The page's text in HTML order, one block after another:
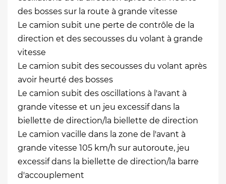
des bosses sur la route à grande vitesse
Le camion subit une perte de contrôle de la
direction et des secousses du volant à grande
vitesse
Le camion subit des secousses du volant après
avoir heurté des bosses
Le camion subit des oscillations à l'avant à
grande vitesse et un jeu excessif dans la
biellette de direction/la biellette de direction
Le camion vacille dans la zone de l'avant à
grande vitesse 105 km/h sur autoroute, jeu
excessif dans la biellette de direction/la barre
d'accouplement